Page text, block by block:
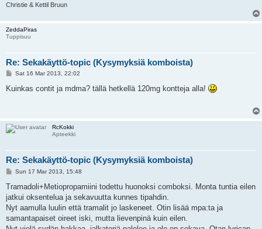
Christie & Kettil Bruun
ZeddaPiras
Tuppisuu
Re: Sekakäyttö-topic (Kysymyksiä komboista)
P
s
Sat 16 Mar 2013, 22:02
Kuinkas contit ja mdma? tällä hetkellä 120mg kontteja alla!
RcKokki
Apteekki
Re: Sekakäyttö-topic (Kysymyksiä komboista)
P
s
Sun 17 Mar 2013, 15:48
Tramadoli+Metiopropamiini todettu huonoksi comboksi. Monta tuntia eilen
jatkui oksentelua ja sekavuutta kunnes tipahdin.
Nyt aamulla luulin että tramalit jo laskeneet. Otin lisää mpa:ta ja
samantapaiset oireet iski, mutta lievenpinä kuin eilen.